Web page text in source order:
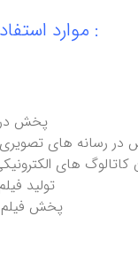
موارد استفاده فیلم ها و تیزرهای تبلیغاتی :
پخش در
رسانه های
کاتالوگ های
تولید
پخش فیلم